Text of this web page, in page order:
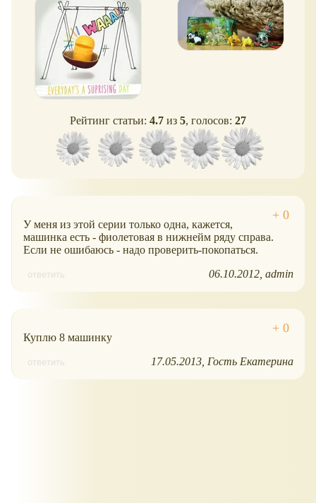
Рейтинг статьи: 4.7 из 5, голосов: 27
У меня из этой серии только одна, кажется,
машинка есть - фиолетовая в нижнейм ряду справа.
Если не ошибаюсь - надо проверить-покопаться.
ответить 06.10.2012 admin
Куплю 8 машинку
ответить 17.05.2013 Гость Екатерина